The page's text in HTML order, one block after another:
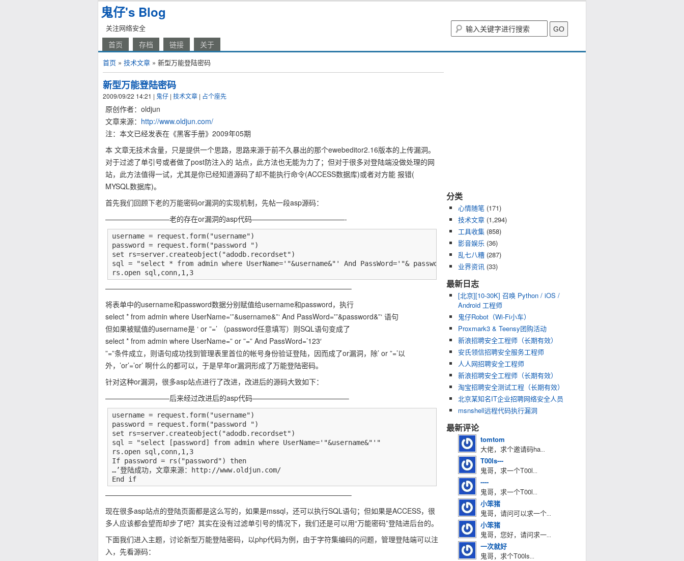
鬼仔's Blog
关注网络安全
首页 存档 链接 关于
首页 » 技术文章 » 新型万能登陆密码
新型万能登陆密码
2009/09/22 14:21 | 鬼仔 | 技术文章 | 占个座先
原创作者：oldjun
文章来源： http://www.oldjun.com/
注：本文已经发表在《黑客手册》2009年05期
本 文章无技术含量，只是提供一个思路，思路来源于前不久暴出的那个ewebeditor2.16版本的上传漏洞。
对于过滤了单引号或者做了post防注入的 站点，此方法也无能为力了；但对于很多对登陆端没做处理的网
站，此方法值得一试，尤其是你已经知道源码了却不能执行命令(ACCESS数据库)或者对方能 报错(
MYSQL数据库)。
首先我们回顾下老的万能密码or漏洞的实现机制，先帖一段asp源码：
—————————老的存在or漏洞的asp代码—————————————-
username = request.form("username")
password = request.form("password ")
set rs=server.createobject("adodb.recordset")
sql = "select * from admin where UserName='"&username&"' And PassWord='"& password &"'"
rs.open sql,conn,1,3
——————————————————————————————————–
将表单中的username和password数据分别赋值给username和password，执行
select * from admin where UserName='”&username&”‘ And PassWord='”&password&”‘ 语句
但如果被赋值的username是 ‘ or ”=’ （password任意填写）则SQL语句变成了
select * from admin where UserName=” or ”=” And PassWord=’123′
”=”条件成立，则语句成功找到管理表里首位的帐号身份验证登陆，因而成了or漏洞，除’ or ”=’以
外，’or’=’or’ 啊什么的都可以，于是早年or漏洞形成了万能登陆密码。
针对这种or漏洞，很多asp站点进行了改进，改进后的源码大致如下：
—————————后来经过改进后的asp代码—————————————–
username = request.form("username")
password = request.form("password ")
set rs=server.createobject("adodb.recordset")
sql = "select [password] from admin where UserName='"&username&"'"
rs.open sql,conn,1,3
If password = rs("password") then
…’登陆成功，文章来源：http://www.oldjun.com/
End if
——————————————————————————————————–
现在很多asp站点的登陆页面都是这么写的，如果是mssql，还可以执行SQL语句；但如果是ACCESS，很
多人应该都会望而却步了吧？其实在没有过滤单引号的情况下，我们还是可以用“万能密码”登陆进后台的。
下面我们进入主题，讨论新型万能登陆密码，以php代码为例，由于字符集编码的问题，管理登陆端可以注
入，先看源码：
分类
心情随笔 (171)
技术文章 (1,294)
工具收集 (858)
影音娱乐 (36)
乱七八糟 (287)
业界资讯 (33)
最新日志
[北京][10-30K] 召唤 Python / iOS /
Android 工程师
鬼仔Robot（Wi-Fi小车）
Proxmark3 & Teensy团购活动
新浪招聘安全工程师（长期有效）
安氏领信招聘安全服务工程师
人人网招聘安全工程师
新浪招聘安全工程师（长期有效）
淘宝招聘安全测试工程（长期有效）
北京某知名IT企业招聘网络安全人员
msnshell远程代码执行漏洞
最新评论
tomtom
大佬，求个邀请码ha...
T00ls---
鬼哥，求一个T00l...
----
鬼哥，求一个T00l...
小笨猪
鬼哥，请问可以求一个...
小笨猪
鬼哥，您好，请问求一...
一次就好
鬼哥，求个T00ls...